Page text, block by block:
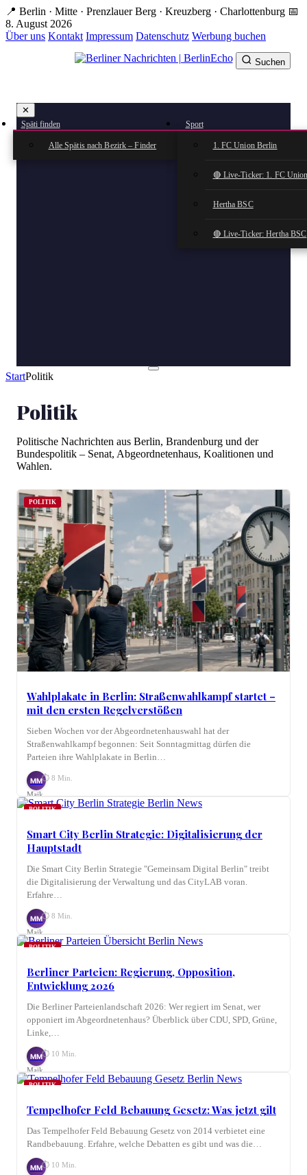
Zum
Hauptinhalt
springen
📍 Berlin · Mitte · Prenzlauer Berg · Kreuzberg · Charlottenburg 📅
8. August 2026
Über uns Kontakt Impressum Datenschutz Werbung buchen
✕
Späti finden
Alle Spätis nach Bezirk – Finder
Sport
1. FC Union Berlin
🔴 Live-Ticker: 1. FC
Hertha BSC
🔴 Live-Ticker: Hertha BSC
Suchen
StartPolitik
Politik
Politische Nachrichten aus Berlin, Brandenburg und der
Bundespolitik – Senat, Abgeordnetenhaus, Koalitionen und
Wahlen.
POLITIK
Wahlplakate in Berlin: Straßenwahlkampf startet –
mit den ersten Regelverstößen
Sieben Wochen vor der Abgeordnetenhauswahl hat der
Straßenwahlkampf begonnen: Seit Sonntagmittag dürfen die
Parteien ihre Wahlplakate in Berlin…
MM
Maik
Möhring
⏱ 8 Min.
POLITIK
Smart City Berlin Strategie: Digitalisierung der
Hauptstadt
Die Smart City Berlin Strategie "Gemeinsam Digital Berlin" treibt
die Digitalisierung der Verwaltung und das CityLAB voran.
Erfahre…
MM
Maik
Möhring
⏱ 8 Min.
POLITIK
Berliner Parteien: Regierung, Opposition,
Entwicklung 2026
Die Berliner Parteienlandschaft 2026: Wer regiert im Senat, wer
opponiert im Abgeordnetenhaus? Überblick über CDU, SPD, Grüne,
Linke,…
MM
Maik
Möhring
⏱ 10 Min.
POLITIK
Tempelhofer Feld Bebauung Gesetz: Was jetzt gilt
Das Tempelhofer Feld Bebauung Gesetz von 2014 verbietet eine
Randbebauung. Erfahre, welche Debatten es gibt und was die…
MM⏱ 10 Min.